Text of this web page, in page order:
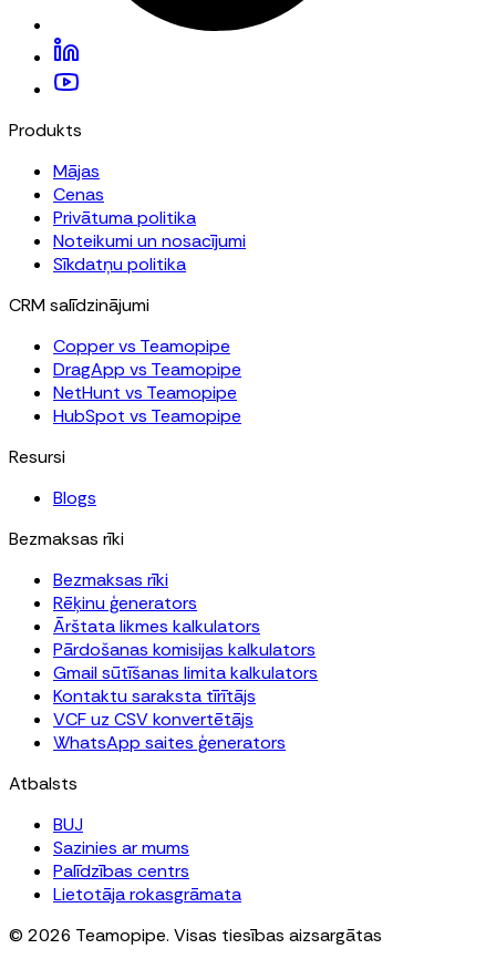
Produkts
Mājas
Cenas
Privātuma politika
Noteikumi un nosacījumi
Sīkdatņu politika
CRM salīdzinājumi
Copper vs Teamopipe
DragApp vs Teamopipe
NetHunt vs Teamopipe
HubSpot vs Teamopipe
Resursi
Blogs
Bezmaksas rīki
Bezmaksas rīki
Rēķinu ģenerators
Ārštata likmes kalkulators
Pārdošanas komisijas kalkulators
Gmail sūtīšanas limita kalkulators
Kontaktu saraksta tīrītājs
VCF uz CSV konvertētājs
WhatsApp saites ģenerators
Atbalsts
BUJ
Sazinies ar mums
Palīdzības centrs
Lietotāja rokasgrāmata
© 2026 Teamopipe. Visas tiesības aizsargātas